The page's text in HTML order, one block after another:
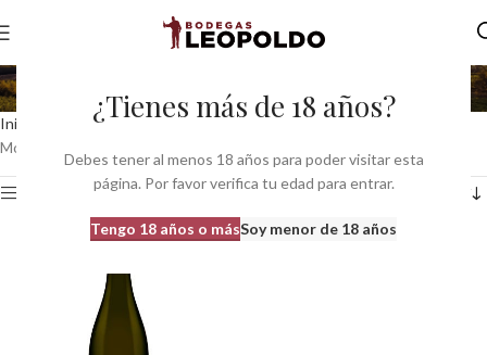
¿Tienes más de 18 años?
Debes tener al menos 18 años para poder visitar esta
página. Por favor verifica tu edad para entrar.
Tengo 18 años o másSoy menor de 18 años
Albarello
Inicio Variedad Principal del producto
Albarello
Mostrando el único resultado
Ver barra lateral